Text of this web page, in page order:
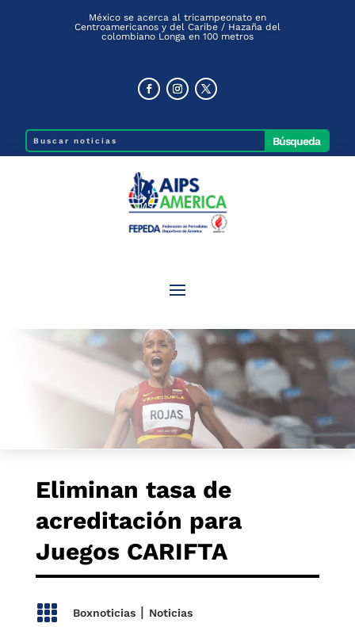
México se acerca al tricampeonato en
Centroamericanos y del Caribe / Hazaña del
colombiano Longa en 100 metros
Eliminan tasa de
acreditación para
Juegos CARIFTA
 Boxnoticias| Noticias